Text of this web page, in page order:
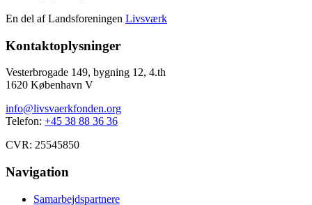
En del af Landsforeningen Livsværk
Kontaktoplysninger
Vesterbrogade 149, bygning 12, 4.th
1620 København V
info@livsvaerkfonden.org
Telefon: +45 38 88 36 36
CVR: 25545850
Navigation
Samarbejdspartnere